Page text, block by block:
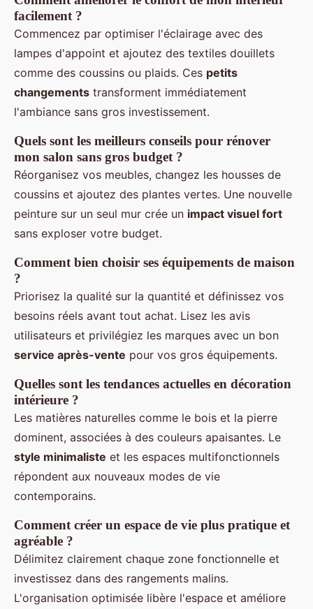
facilement ?
Commencez par optimiser l'éclairage avec des
lampes d'appoint et ajoutez des textiles douillets
comme des coussins ou plaids. Ces petits
changements transforment immédiatement
l'ambiance sans gros investissement.
Quels sont les meilleurs conseils pour rénover
mon salon sans gros budget ?
Réorganisez vos meubles, changez les housses de
coussins et ajoutez des plantes vertes. Une nouvelle
peinture sur un seul mur crée un impact visuel fort
sans exploser votre budget.
Comment bien choisir ses équipements de maison
?
Priorisez la qualité sur la quantité et définissez vos
besoins réels avant tout achat. Lisez les avis
utilisateurs et privilégiez les marques avec un bon
service après-vente pour vos gros équipements.
Quelles sont les tendances actuelles en décoration
intérieure ?
Les matières naturelles comme le bois et la pierre
dominent, associées à des couleurs apaisantes. Le
style minimaliste et les espaces multifonctionnels
répondent aux nouveaux modes de vie
contemporains.
Comment créer un espace de vie plus pratique et
agréable ?
Délimitez clairement chaque zone fonctionnelle et
investissez dans des rangements malins.
L'organisation optimisée libère l'espace et améliore